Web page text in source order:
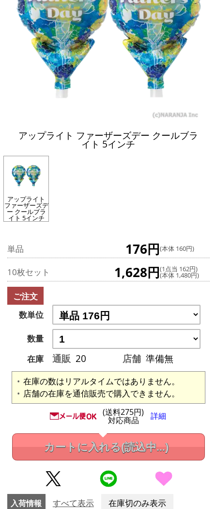
アップライト ファーザーズデー クールブラ
イト 5インチ
アップライト
ファーザーズデ
ー クールブラ
イト 5インチ
単品 176円(本体 160円)
10枚セット 1,628円(1点当 162円)
(本体 1,480円)
ご注文
数単位
数量
在庫
通販 20 店舗 準備無
在庫の数はリアルタイムではありません。
店舗の在庫を通信販売で購入できません。
(送料275円)
対応商品 詳細
カートに入れる(読込中...)
入荷情報 すべて表示 在庫切のみ表示